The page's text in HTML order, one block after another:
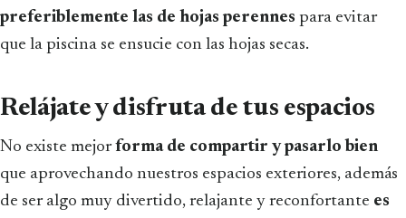
preferiblemente las de hojas perennes para evitar
que la piscina se ensucie con las hojas secas.
Relájate y disfruta de tus espacios
No existe mejorforma de compartir y pasarlo bien
que aprovechando nuestros espacios exteriores, además
de ser algo muy divertido, relajante y reconfortante es